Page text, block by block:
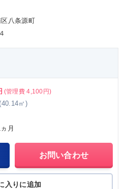
八条源町
(管理費 4,100円)
㎡)
月
お問い合わせ
入りに追加